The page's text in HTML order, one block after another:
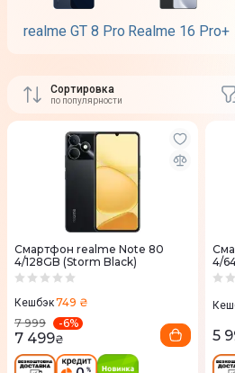
realme GT 8 Pro Realme 16 Pro+
Сортировка
по популярности
Смартфон realme Note 80
4/128GB (Storm Black)
Кешбэк749 ₴
7 999
-6%
7 499₴
4/
5